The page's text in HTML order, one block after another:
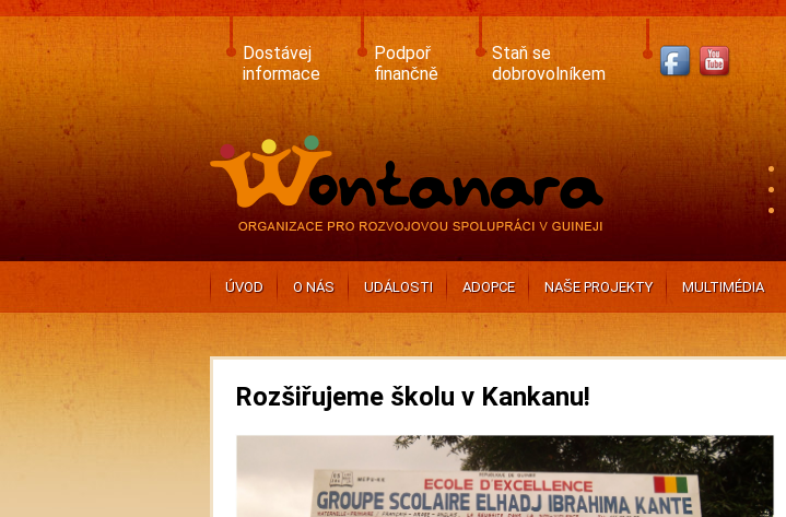
Skip
to
content
Dostávej
informace
Podpoř
finančně
Staň se
dobrovolníkem
ÚVOD O NÁS UDÁLOSTI ADOPCE NAŠE PROJEKTY MULTIMÉDIA
Rozšiřujeme školu v Kankanu!